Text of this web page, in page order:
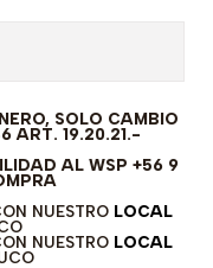
SOLO CAMBIO
ART. 19.20.21.-
AL WSP +56 9
NUESTRO LOCAL
NUESTRO LOCAL